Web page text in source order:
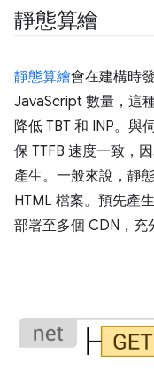
靜態算繪
靜態算繪會在建構時
JavaScript 數量，這
降低 TBT 和 INP。與
保 TTFB 速度一致，
產生。一般來說，靜
HTML 檔案。預先產
部署至多個 CDN，充